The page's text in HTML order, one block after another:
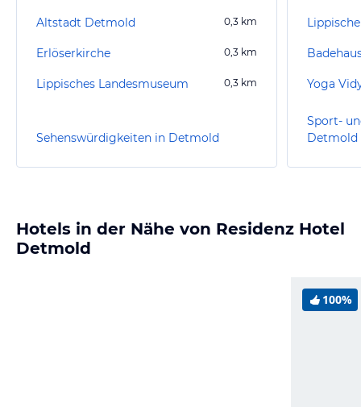
Altstadt Detmold 0,3 km
Erlöserkirche 0,3 km
Lippisches Landesmuseum 0,3 km
Sehenswürdigkeiten in Detmold
Yoga
Sport-
Detmold
Hotels in der Nähe von Residenz Hotel
Detmold
100%